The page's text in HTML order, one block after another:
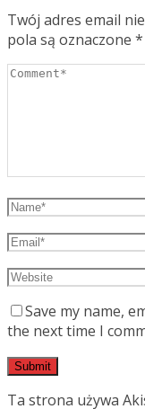
Twój adres email
pola są oznaczone *
Save my name,
the next time I
Ta strona używa